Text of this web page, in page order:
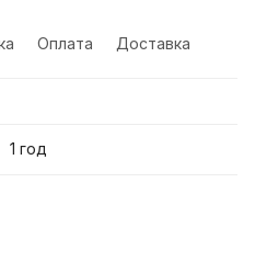
Оплата Доставка
1 год